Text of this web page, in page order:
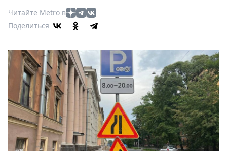
Афиша
Книги
Пресс-
релизы
О
Metro
Стримы
Спецпроекты
Звезды
Выборы
Читайте Metro в
Поделиться